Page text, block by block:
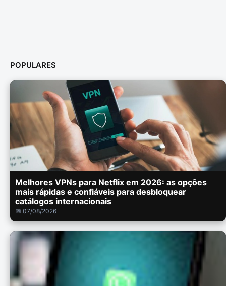
POPULARES
Melhores VPNs para Netflix em 2026: as opções
mais rápidas e confiáveis para desbloquear
catálogos internacionais
📅 07/08/2026